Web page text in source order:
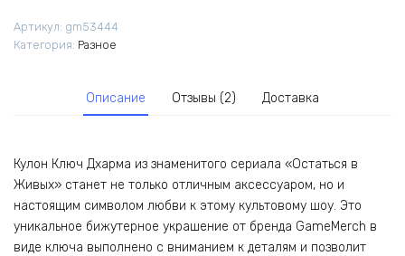
Lost
Артикул: gm53444
Категория: Разное
Описание Отзывы (2) Доставка
Кулон Ключ Дхарма из знаменитого сериала «Остаться в
Живых» станет не только отличным аксессуаром, но и
настоящим символом любви к этому культовому шоу. Это
уникальное бижутерное украшение от бренда GameMerch в
виде ключа выполнено с вниманием к деталям и позволит